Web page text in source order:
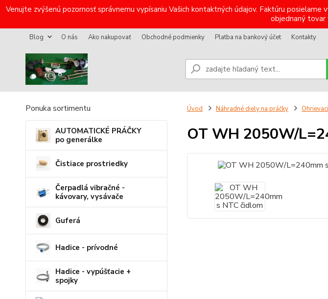
Venujte zvýšenú pozornosť správnemu vypísaniu Vašich kontaktných údajov. Faktúru
objednaný tovar
Blog O nás Ako nakupovať Obchodné podmienky Platba na bankový účet Kontakty
Ponuka sortimentu
AUTOMATICKÉ PRÁČKY
po generálke
Čistiace prostriedky
Čerpadlá vibračné -
kávovary, vysávače
Guferá
Hadice - prívodné
Hadice - vypúšťacie +
spojky
Úvod Náhradné diely na práčky
OT WH 2050W/